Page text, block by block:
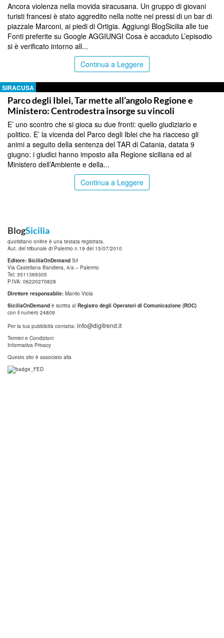
Ancora violenza nella movida siracusana. Un gruppo di giovani
turisti francesi è stato aggredito nella notte nei pressi di un bar di
piazzale Marconi, ai piedi di Ortigia. Aggiungi BlogSicilia alle tue
Fonti preferite su Google AGGIUNGI Cosa è accaduto L’episodio
si è verificato intorno all...
Continua a Leggere
SIRACUSA
Parco degli Iblei, Tar mette all’angolo Regione e
Ministero: Centrodestra insorge su vincoli
E’ uno scontro che si gioca su due fronti: quello giudiziario e
politico. E’ la vicenda del Parco degli Iblei che ha riacceso gli
animi a seguito della sentenza del TAR di Catania, datata 9
giugno: i giudici hanno imposto alla Regione siciliana ed al
Ministero dell’Ambiente e della...
Continua a Leggere
BlogSicilia
quotidiano online è una testata registrata.
Aut. del tribunale di Palermo n.19 del 15/07/2010
Editore: SiciliaOnDemand Srl
Via Castellana Bandiera, 4/a – Palermo
Tel: 3511369305
P.IVA: 06220270828
Direttore responsabile: Manlio Viola
SiciliaOnDemand è iscritta al Registro degli Operatori di Comunicazione (ROC)
con il numero 24809
Per la tua pubblicità contatta: info@digitrend.it
Termini e Condizioni
Informativa Privacy
Questo sito è associato alla